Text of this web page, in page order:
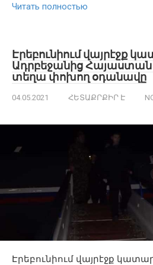
Читать полностью
Էրեբունիում վայրէջք
Ադրբեջանից Հայաստան
տեղա փոխող օդանավը
04.05.2021 ՀԵՏԱՔՐՔԻՐ Է
Էրեբունիում վայրէջք